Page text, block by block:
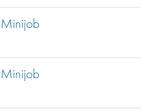
Minijob
Minijob